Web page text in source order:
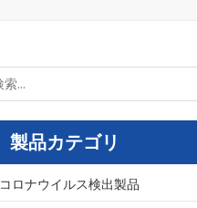
製品カテゴリ
コロナウイルス検出製品